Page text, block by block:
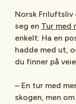
Norsk Friluftsliv
seg en Tur med
enkelt: Ha en
hadde med ut,
du finner på
– En tur med
skogen, men